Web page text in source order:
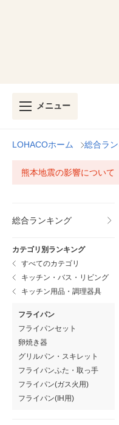
メニュー
LOHACOホーム 総合ラ
熊本地震の影響について
総合ランキング
カテゴリ別ランキング
すべてのカテゴリ
キッチン・バス・リビング
キッチン用品・調理器具
フライパン
フライパンセット
卵焼き器
グリルパン・スキレット
フライパンふた・取っ手
フライパン(ガス火用)
フライパン(IH用)